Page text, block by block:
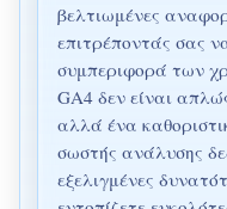
βελτιωμένες
επιτρέποντάς σας
συμπεριφορά των
GA4 δεν είναι
αλλά ένα
σωστής ανάλυσης
εξελιγμένες